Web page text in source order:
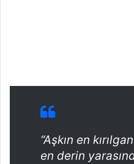
“Aşkın en
en derin